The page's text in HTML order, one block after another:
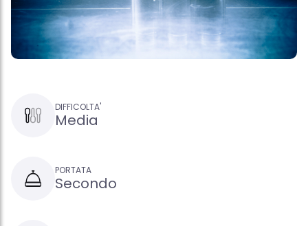
DIFFICOLTA'
Media
PORTATA
Secondo